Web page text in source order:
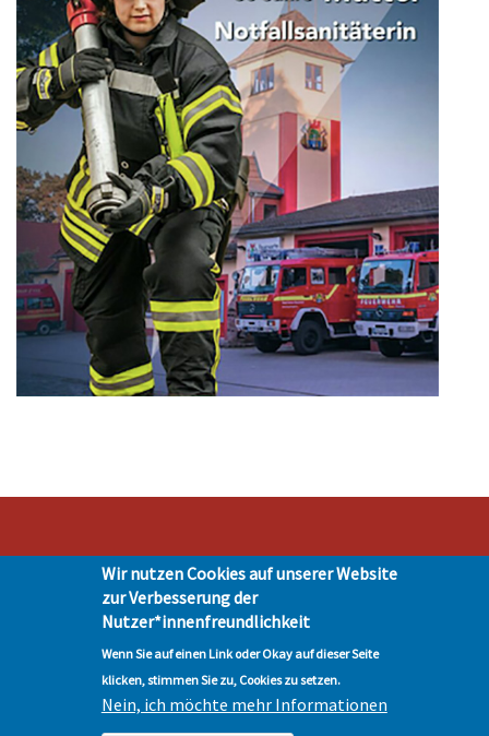
Telefon 03303-528-0
Impressum|Presse| Datenschutz| © Hohen-Neuendorf.de, Alle Rechte
vorbehalten - Vervielfältigung nur mit unserer Genehmigung
Wir nutzen Cookies auf unserer Website
zur Verbesserung der
Nutzer*innenfreundlichkeit
Wenn Sie auf einen Link oder Okay auf dieser Seite
klicken, stimmen Sie zu, Cookies zu setzen.
Nein, ich möchte mehr Informationen